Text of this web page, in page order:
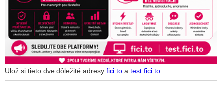
Ulož si tieto dve dôležité adresy fici.to a test.fici.to